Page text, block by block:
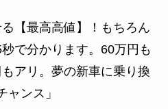
る【最高高値】！もちろん
で分かります。60万円も
アリ。夢の新車に乗り換
ャンス」